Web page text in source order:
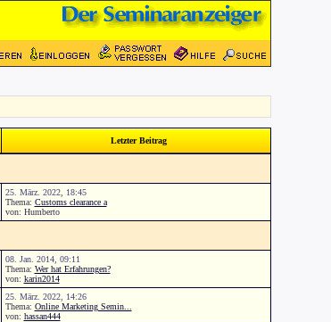
Letzter Beitrag
25. März. 2022, 18:45
Thema: Customs clearance a
von: Humberto
08. Jan. 2014, 09:11
Thema: Wer hat Erfahrungen?
von: karin2014
25. März. 2022, 14:26
Thema: Online Marketing Semin...
von: hassan444